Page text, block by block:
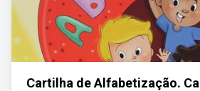
Cartilha de Alfabetização.